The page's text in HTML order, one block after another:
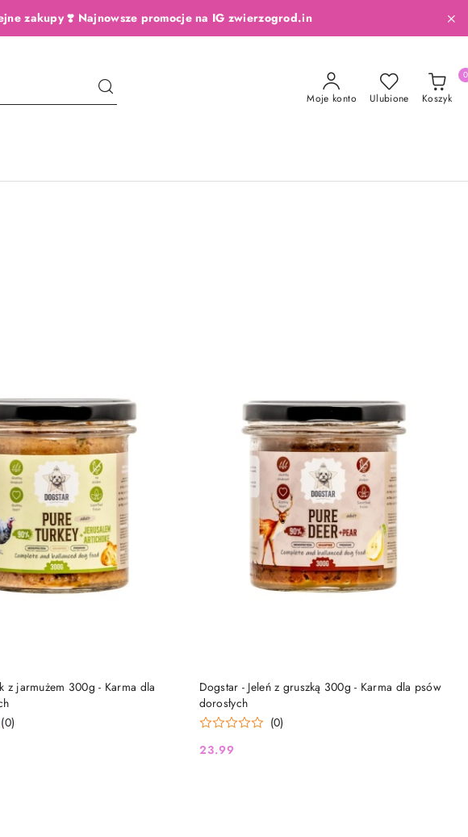
zakupy ❣️ Najnowsze promocje na IG zwierzogrod.in
Moje konto Ulubione Koszyk
0
z jarmużem 300g - Karma dla
(0)
DO KOSZYKA
Dogstar - Jeleń z gruszką 300g - Karma dla psów
dorosłych
(0)
Cena:
23.99
PRODUKT NIEDOSTĘPNY